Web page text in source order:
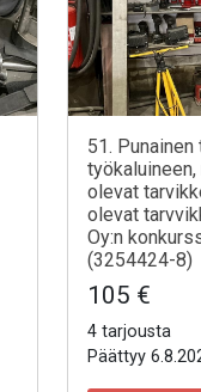
51. Punainen
olevat
olevat
Oy:n
(3254424-8)
105 €
4 tarjousta
Päättyy